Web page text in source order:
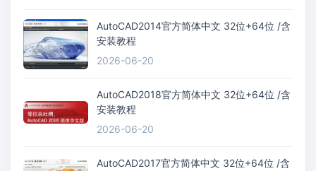
AutoCAD2014官方简体中文 32位+64位 /含
安装教程
2026-06-20
AutoCAD2018官方简体中文 32位+64位 /含
安装教程
2026-06-20
AutoCAD2017官方简体中文 32位+64位 /含